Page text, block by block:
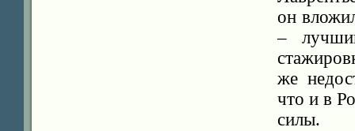
он
–
же
что и в
силы.